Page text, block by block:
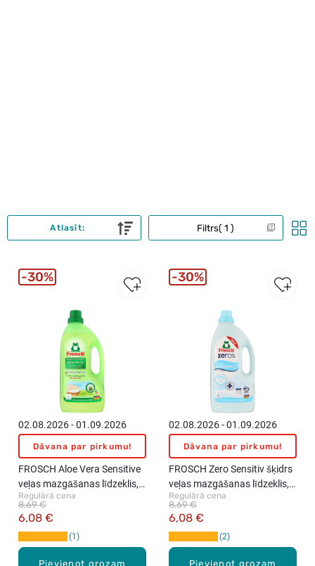
Filtrs 1
Atlasīt:
Pievienot grozam
02.08.2026 - 01.09.2026
Dāvana par pirkumu!
FROSCH Aloe Vera Sensitive
veļas mazgāšanas līdzeklis,
1.5l
Regulārā cena
6,08 €
8,69 €
1
30%
Pievienot grozam
02.08.2026 - 01.09.2026
Dāvana par pirkumu!
FROSCH Zero Sensitiv šķidrs
veļas mazgāšanas līdzeklis,
1.5l
Regulārā cena
6,08 €
8,69 €
2
30%